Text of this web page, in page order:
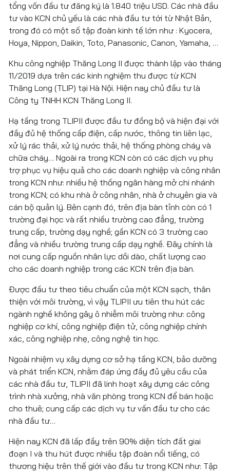
tổng vốn đầu tư đăng ký là 1.840 triệu USD. Các nhà đầu
tư vào KCN chủ yếu là các nhà đầu tư tới từ Nhật Bản,
trong đó có một số tập đoàn kinh tế lớn như : Kyocera,
Hoya, Nippon, Daikin, Toto, Panasonic, Canon, Yamaha, …
Khu công nghiệp Thăng Long II được thành lập vào tháng
11/2019 dựa trên các kinh nghiệm thu được từ KCN
Thăng Long (TLIP) tại Hà Nội. Hiện nay chủ đầu tư là
Công ty TNHH KCN Thăng Long II.
Hạ tầng trong TLIPII được đầu tư đồng bộ và hiện đại với
đầy đủ hệ thống cấp điện, cấp nước, thông tin liên lạc,
xử lý rác thải, xử lý nước thải, hệ thống phòng cháy và
chữa cháy… Ngoài ra trong KCN còn có các dịch vụ phụ
trợ phục vụ hiệu quả cho các doanh nghiệp và công nhân
trong KCN như: nhiều hệ thống ngân hàng mở chi nhánh
trong KCN; có khu nhà ở công nhân, nhà ở chuyên gia và
cán bộ quản lý. Bên cạnh đó, trên địa bàn tỉnh còn có 1
trường đại học và rất nhiều trường cao đẳng, trường
trung cấp, trường dạy nghề; gần KCN có 3 trường cao
đẳng và nhiều trường trung cấp dạy nghề. Đây chính là
nơi cung cấp nguồn nhân lực dồi dào, chất lượng cao
cho các doanh nghiệp trong các KCN trên địa bàn.
Được đầu tư theo tiêu chuẩn của một KCN sạch, thân
thiện với môi trường, vì vậy TLIPII ưu tiên thu hút các
ngành nghề không gây ô nhiễm môi trường như: công
nghiệp cơ khí, công nghiệp điện tử, công nghiệp chính
xác, công nghiệp nhẹ, công nghệ tin học.
Ngoài nhiệm vụ xây dựng cơ sở hạ tầng KCN, bảo dưỡng
và phát triển KCN, nhằm đáp ứng đầy đủ yêu cầu của
các nhà đầu tư, TLIPII đã linh hoạt xây dựng các công
trình nhà xưởng, nhà văn phòng trong KCN để bán hoặc
cho thuê; cung cấp các dịch vụ tư vấn đầu tư cho các
nhà đầu tư…
Hiện nay KCN đã lấp đầy trên 90% diện tích đất giai
đoạn I và thu hút được nhiều tập đoàn nổi tiếng, có
thương hiệu trên thế giới vào đầu tư trong KCN như: Tập